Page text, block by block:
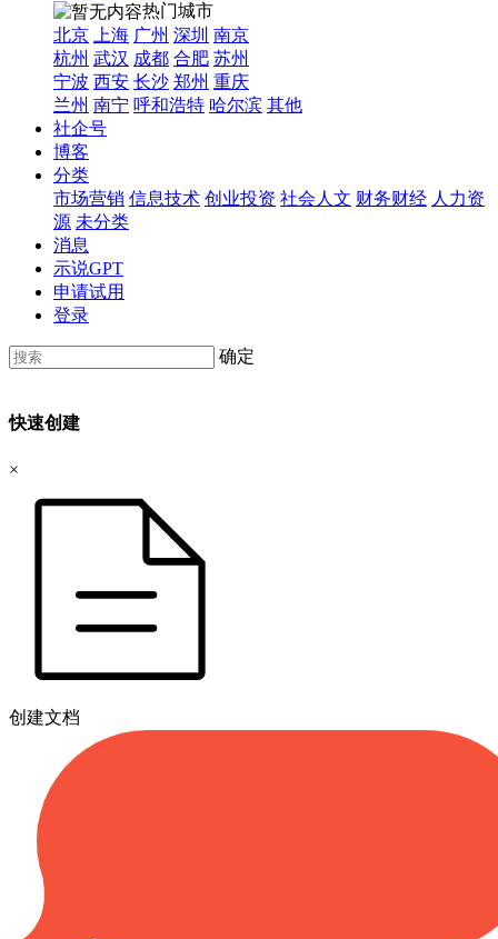
热门城市
北京
上海 广州 深圳 南京
杭州 武汉 成都 合肥 苏州
宁波 西安 长沙 郑州 重庆
兰州 南宁 呼和浩特 哈尔滨 其他
社企号
博客
分类
市场营销 信息技术 创业投资 社会人文 财务财经 人力资
源 未分类
消息
示说GPT
申请试用
登录
确定
快速创建
×
创建文档